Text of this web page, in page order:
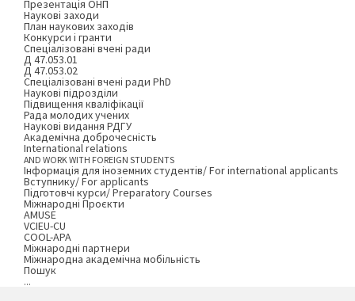
Презентація ОНП
Наукові заходи
План наукових заходів
Конкурси і гранти
Спеціалізовані вчені ради
Д 47.053.01
Д 47.053.02
Спеціалізовані вчені ради PhD
Наукові підрозділи
Підвищення кваліфікації
Рада молодих учених
Наукові видання РДГУ
Академічна доброчесність
International relations
AND WORK WITH FOREIGN STUDENTS
Інформація для іноземних студентів/ For international applicants
Вступнику/ For applicants
Підготовчі курси/ Preparatory Courses
Міжнародні Проєкти
AMUSE
VCIEU-CU
COOL-APA
Міжнародні партнери
Міжнародна академічна мобільність
Пошук
...